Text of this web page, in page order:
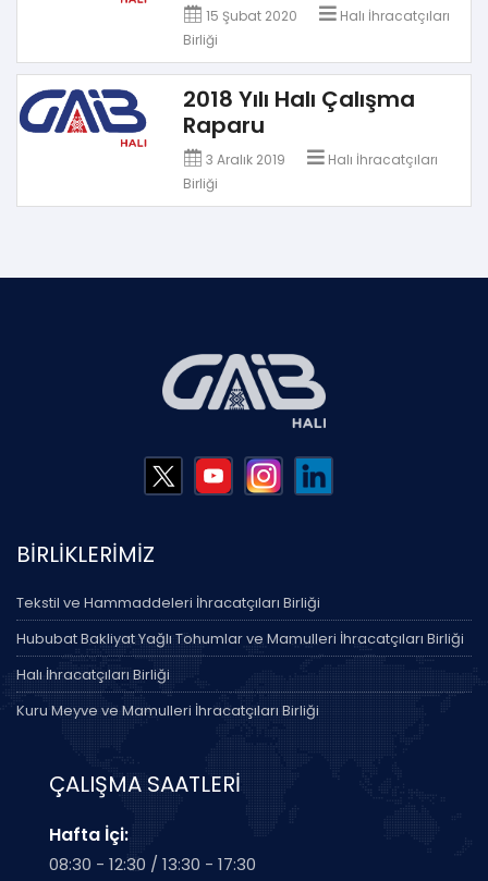
15 Şubat 2020
Halı İhracatçıları
Birliği
2018 Yılı Halı Çalışma
Raparu
3 Aralık 2019
Halı İhracatçıları
Birliği
BİRLİKLERİMİZ
Tekstil ve Hammaddeleri İhracatçıları Birliği
Hububat Bakliyat Yağlı Tohumlar ve Mamulleri İhracatçıları Birliği
Halı İhracatçıları Birliği
Kuru Meyve ve Mamulleri İhracatçıları Birliği
ÇALIŞMA SAATLERİ
Hafta İçi:
08:30 - 12:30 / 13:30 - 17:30